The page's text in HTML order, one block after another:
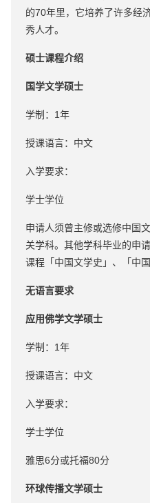
的70年里，它培养了许多经
秀人才。
硕士课程介绍
国学文学硕士
学制：1年
授课语言：中文
入学要求：
学士学位
申请人须曾主修或选修中国
关学科。其他学科毕业的申
课程「中国文学史」、「中
无语言要求
应用佛学文学硕士
学制：1年
授课语言：中文
入学要求：
学士学位
雅思6分或托福80分
环球传播文学硕士